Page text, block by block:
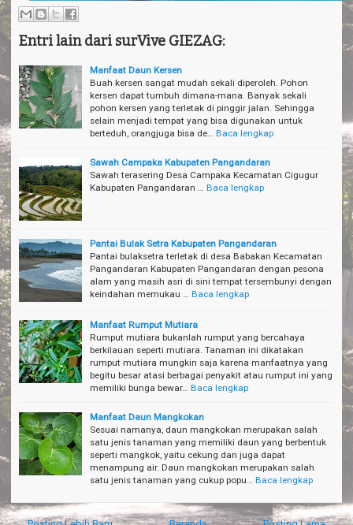
Entri lain dari surVive GIEZAG:
Manfaat Daun Kersen
Buah kersen sangat mudah sekali diperoleh. Pohon
kersen dapat tumbuh dimana-mana. Banyak sekali
pohon kersen yang terletak di pinggir jalan. Sehingga
selain menjadi tempat yang bisa digunakan untuk
berteduh, orangjuga bisa de…
Baca lengkap
Sawah Campaka Kabupaten Pangandaran
Sawah terasering Desa Campaka Kecamatan Cigugur
Kabupaten Pangandaran …
Baca lengkap
Pantai Bulak Setra Kabupaten Pangandaran
Pantai bulaksetra terletak di desa Babakan Kecamatan
Pangandaran Kabupaten Pangandaran dengan pesona
alam yang masih asri di sini tempat tersembunyi dengan
keindahan memukau …
Baca lengkap
Manfaat Rumput Mutiara
Rumput mutiara bukanlah rumput yang bercahaya
berkilauan seperti mutiara. Tanaman ini dikatakan
rumput mutiara mungkin saja karena manfaatnya yang
begitu besar atasi berbagai penyakit atau rumput ini yang
memiliki bunga bewar…
Baca lengkap
Manfaat Daun Mangkokan
Sesuai namanya, daun mangkokan merupakan salah
satu jenis tanaman yang memiliki daun yang berbentuk
seperti mangkok, yaitu cekung dan juga dapat
menampung air. Daun mangkokan merupakan salah
satu jenis tanaman yang cukup popu…
Baca lengkap